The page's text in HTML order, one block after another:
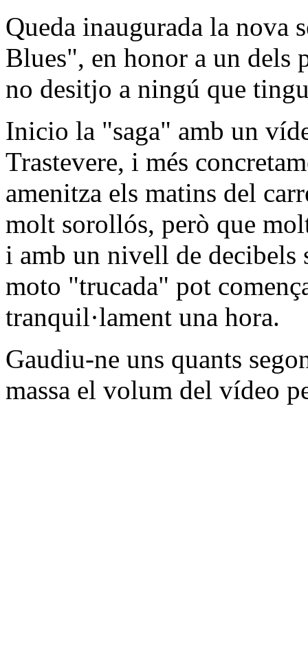
Queda inaugurada la nova
Blues", en honor a un dels
no desitjo a ningú que
Inicio la "saga" amb un
Trastevere, i més
amenitza els matins del
molt sorollós, però que
i amb un nivell de
moto "trucada" pot
tranquil·lament una hora.
Gaudiu-ne uns quants
massa el volum del vídeo